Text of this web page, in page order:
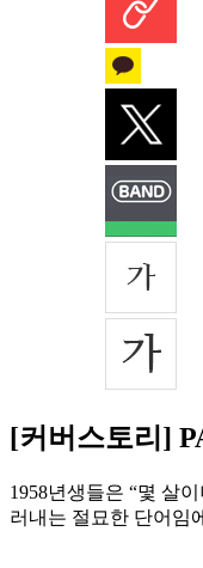
[커버스토리]
1958년생들은 “몇 살
러내는 절묘한 단어임